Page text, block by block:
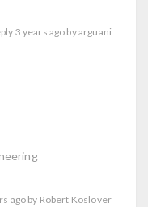
3 years ago byarguani
agoby Robert Koslover